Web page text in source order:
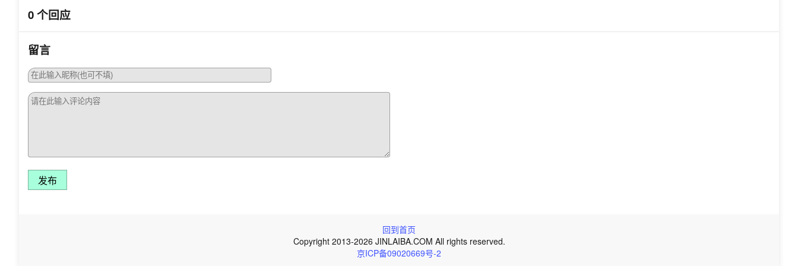
0 个回应
留言
发布
回到首页
Copyright 2013-2026 JINLAIBA.COM All rights reserved.
京ICP备09020669号-2